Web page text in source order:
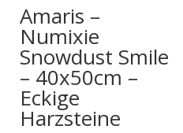
Amaris –
Numixie
Snowdust Smile
– 40x50cm –
Eckige
Harzsteine